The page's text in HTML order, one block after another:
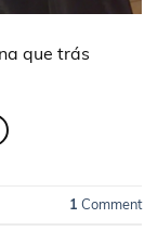
que trás
1 Comment